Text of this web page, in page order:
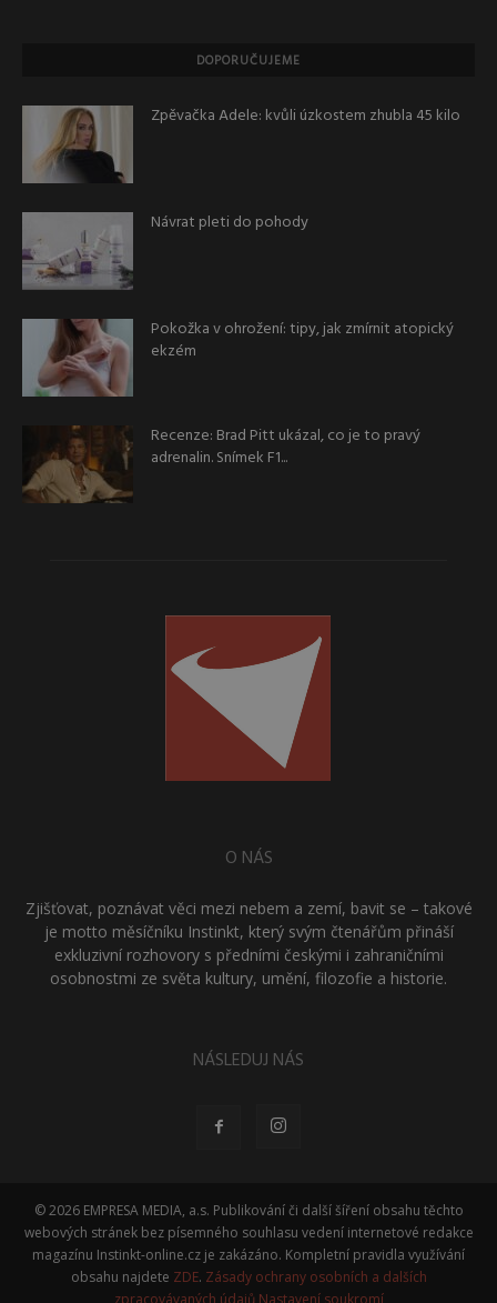
DOPORUČUJEME
Zpěvačka Adele: kvůli úzkostem zhubla 45 kilo
Návrat pleti do pohody
Pokožka v ohrožení: tipy, jak zmírnit atopický
ekzém
Recenze: Brad Pitt ukázal, co je to pravý
adrenalin. Snímek F1...
O NÁS
Zjišťovat, poznávat věci mezi nebem a zemí, bavit se – takové
je motto měsíčníku Instinkt, který svým čtenářům přináší
exkluzivní rozhovory s předními českými i zahraničními
osobnostmi ze světa kultury, umění, filozofie a historie.
NÁSLEDUJ NÁS
© 2026 EMPRESA MEDIA, a.s. Publikování či další šíření obsahu těchto
webových stránek bez písemného souhlasu vedení internetové redakce
magazínu Instinkt-online.cz je zakázáno. Kompletní pravidla využívání
obsahu najdete ZDE. Zásady ochrany osobních a dalších